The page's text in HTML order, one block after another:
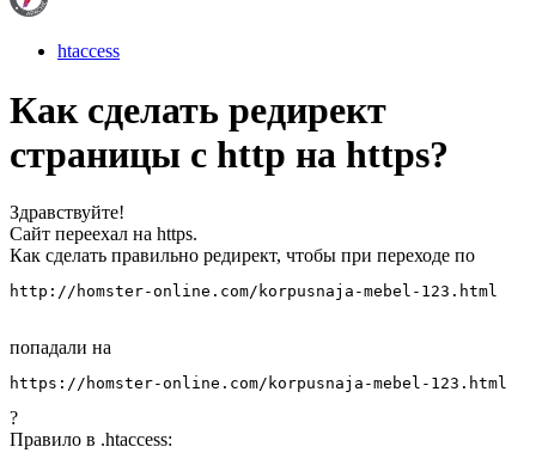
htaccess
Как сделать редирект
страницы с http на https?
Здравствуйте!
Сайт переехал на https.
Как сделать правильно редирект, чтобы при переходе по
http://homster-online.com/korpusnaja-mebel-123.html
попадали на
https://homster-online.com/korpusnaja-mebel-123.html
?
Правило в .htaccess: